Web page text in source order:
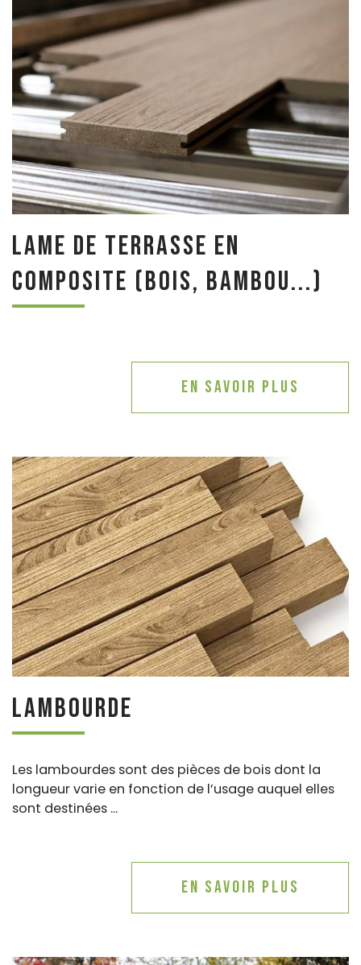
Lame de terrasse en
composite (bois, bambou...)
En savoir plus
Lambourde
Les lambourdes sont des pièces de bois dont la
longueur varie en fonction de l’usage auquel elles
sont destinées ...
En savoir plus